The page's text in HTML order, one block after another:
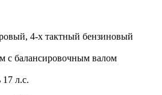
4-х тактный бензиновый
с балансировочным валом
л.с.